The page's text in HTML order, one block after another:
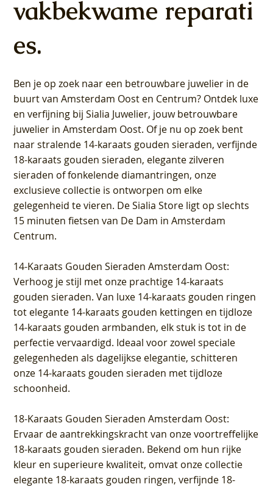
vakbekwame reparati
es.
Ben je op zoek naar een betrouwbare juwelier in de
buurt van Amsterdam Oost en Centrum? Ontdek luxe
en verfijning bij Sialia Juwelier, jouw betrouwbare
juwelier in Amsterdam Oost. Of je nu op zoek bent
naar stralende 14-karaats gouden sieraden, verfijnde
18-karaats gouden sieraden, elegante zilveren
sieraden of fonkelende diamantringen, onze
exclusieve collectie is ontworpen om elke
gelegenheid te vieren. De Sialia Store ligt op slechts
15 minuten fietsen van De Dam in Amsterdam
Centrum.
14-Karaats Gouden Sieraden Amsterdam Oost:
Verhoog je stijl met onze prachtige 14-karaats
gouden sieraden. Van luxe 14-karaats gouden ringen
tot elegante 14-karaats gouden kettingen en tijdloze
14-karaats gouden armbanden, elk stuk is tot in de
perfectie vervaardigd. Ideaal voor zowel speciale
gelegenheden als dagelijkse elegantie, schitteren
onze 14-karaats gouden sieraden met tijdloze
schoonheid.
18-Karaats Gouden Sieraden Amsterdam Oost:
Ervaar de aantrekkingskracht van onze voortreffelijke
18-karaats gouden sieraden. Bekend om hun rijke
kleur en superieure kwaliteit, omvat onze collectie
elegante 18-karaats gouden ringen, verfijnde 18-